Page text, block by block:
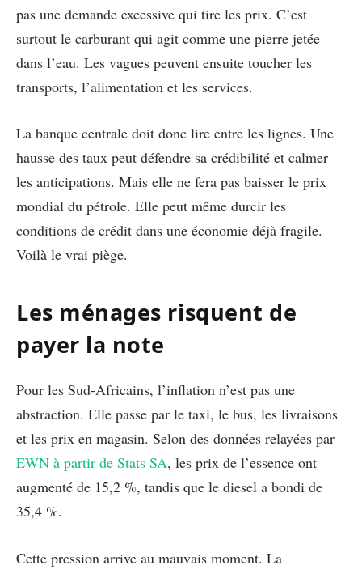
pas une demande excessive qui tire les prix. C’est
surtout le carburant qui agit comme une pierre jetée
dans l’eau. Les vagues peuvent ensuite toucher les
transports, l’alimentation et les services.
La banque centrale doit donc lire entre les lignes. Une
hausse des taux peut défendre sa crédibilité et calmer
les anticipations. Mais elle ne fera pas baisser le prix
mondial du pétrole. Elle peut même durcir les
conditions de crédit dans une économie déjà fragile.
Voilà le vrai piège.
Les ménages risquent de
payer la note
Pour les Sud-Africains, l’inflation n’est pas une
abstraction. Elle passe par le taxi, le bus, les livraisons
et les prix en magasin. Selon des données relayées par
EWN à partir de Stats SA, les prix de l’essence ont
augmenté de 15,2 %, tandis que le diesel a bondi de
35,4 %.
Cette pression arrive au mauvais moment. La